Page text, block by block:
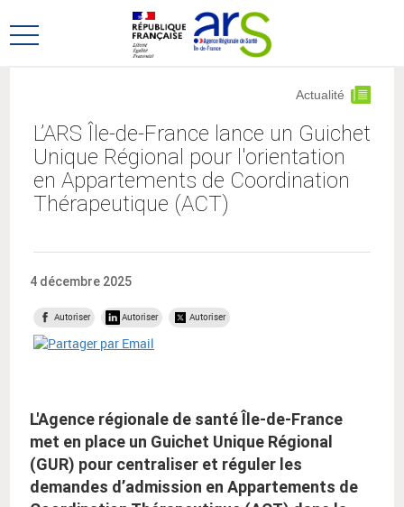
au
menu
au
contenu
Ouvrir
L’ARS Île-de-France lance un Guichet
Unique Régional pour l'orientation
en Appartements de Coordination
Thérapeutique (ACT)
Actualité
4 décembre 2025
Autoriser Autoriser Autoriser
L'Agence régionale de santé Île-de-France
met en place un Guichet Unique Régional
(GUR) pour centraliser et réguler les
demandes d’admission en Appartements de